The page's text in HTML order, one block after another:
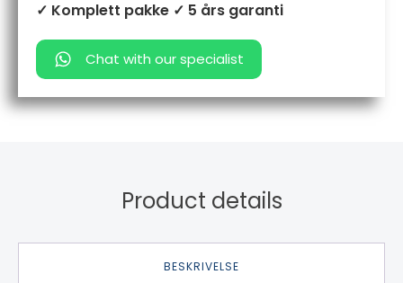
✓ Komplett pakke ✓ 5 års garanti
Chat with our specialist
Product details
BESKRIVELSE